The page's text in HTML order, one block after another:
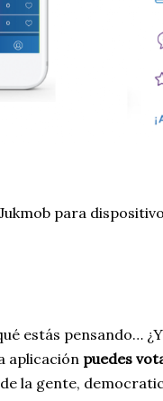
para
estás pensando…
aplicación puedes
la gente,